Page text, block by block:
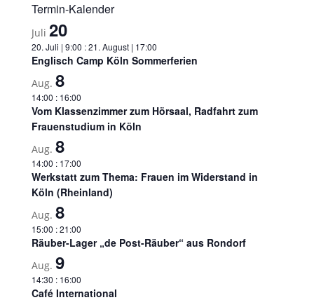
Termin-Kalender
Juli 20
20. Juli | 9:00 :21. August | 17:00
Englisch Camp Köln Sommerferien
Aug. 8
14:00 : 16:00
Vom Klassenzimmer zum Hörsaal, Radfahrt zum
Frauenstudium in Köln
Aug. 8
14:00 : 17:00
Werkstatt zum Thema: Frauen im Widerstand in
Köln (Rheinland)
Aug. 8
15:00 :21:00
Räuber-Lager „de Post-Räuber“ aus Rondorf
Aug. 9
14:30 : 16:00
Café International